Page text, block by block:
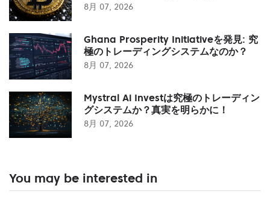
8月 07, 2026
Ghana Prosperity Initiativeを発見: 究
極のトレーディングシステムなのか？
8月 07, 2026
Mystral Ai Investは究極のトレーディン
グシステムか？真実を明らかに！
8月 07, 2026
You may be interested in